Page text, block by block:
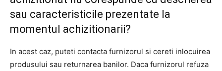
sau caracteristicile prezentate la
momentul achizitionarii?
In acest caz, puteti contacta furnizorul si cereti inlocuirea
produsului sau returnarea banilor. Daca furnizorul refuza